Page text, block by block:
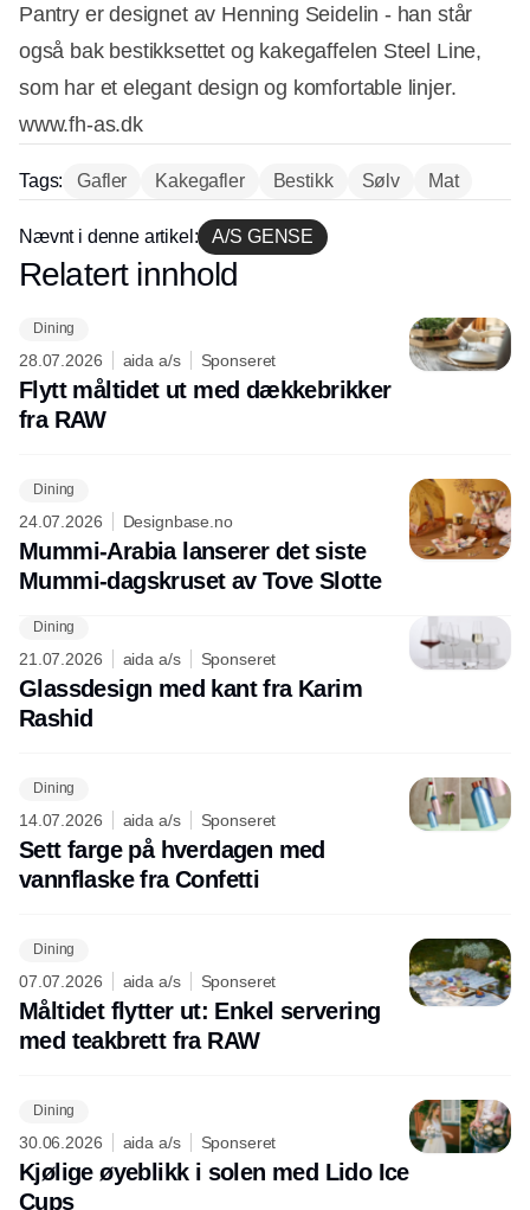
Pantry er designet av Henning Seidelin - han står
også bak bestikksettet og kakegaffelen Steel Line,
som har et elegant design og komfortable linjer.
www.fh-as.dk
Annonce
Tags: Gafler Kakegafler Bestikk Sølv Mat
Nævnt i denne artikel: A/S GENSE
Annonce
Relatert innhold
Dining
28.07.2026 aida a/s Sponseret
Flytt måltidet ut med dækkebrikker
fra RAW
Dining
24.07.2026 Designbase.no
Mummi-Arabia lanserer det siste
Mummi-dagskruset av Tove Slotte
Dining
21.07.2026 aida a/s Sponseret
Glassdesign med kant fra Karim
Rashid
Dining
14.07.2026 aida a/s Sponseret
Sett farge på hverdagen med
vannflaske fra Confetti
Dining
07.07.2026 aida a/s Sponseret
Måltidet flytter ut: Enkel servering
med teakbrett fra RAW
Dining
30.06.2026 aida a/s Sponseret
Kjølige øyeblikk i solen med Lido Ice
Cups